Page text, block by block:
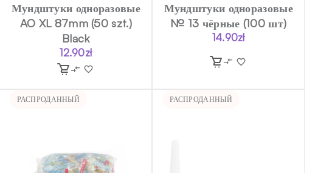
Мундштуки одноразовые
AO XL 87mm (50 szt.)
Black
12.90zł
Мундштуки одноразовые
№ 13 чёрные (100 шт)
14.90zł
РАСПРОДАННЫЙ РАСПРОДАННЫЙ